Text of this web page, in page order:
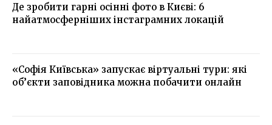
Де зробити гарні осінні фото в Києві: 6
найатмосферніших інстаграмних локацій
«Софія Київська» запускає віртуальні тури: які
об’єкти заповідника можна побачити онлайн